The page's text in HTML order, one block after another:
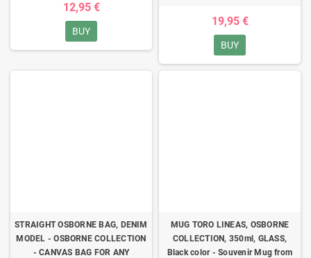
12,95 €
BUY
19,95 €
BUY
STRAIGHT OSBORNE BAG, DENIM
MODEL - OSBORNE COLLECTION
- CANVAS BAG FOR ANY
MUG TORO LINEAS, OSBORNE
COLLECTION, 350ml, GLASS,
Black color - Souvenir Mug from